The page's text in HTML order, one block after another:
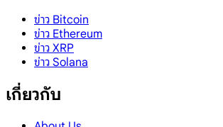
ข่าว Bitcoin
ข่าว Ethereum
ข่าว XRP
ข่าว Solana
เกี่ยวกับ